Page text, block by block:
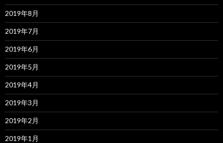
2019年8月
2019年7月
2019年6月
2019年5月
2019年4月
2019年3月
2019年2月
2019年1月